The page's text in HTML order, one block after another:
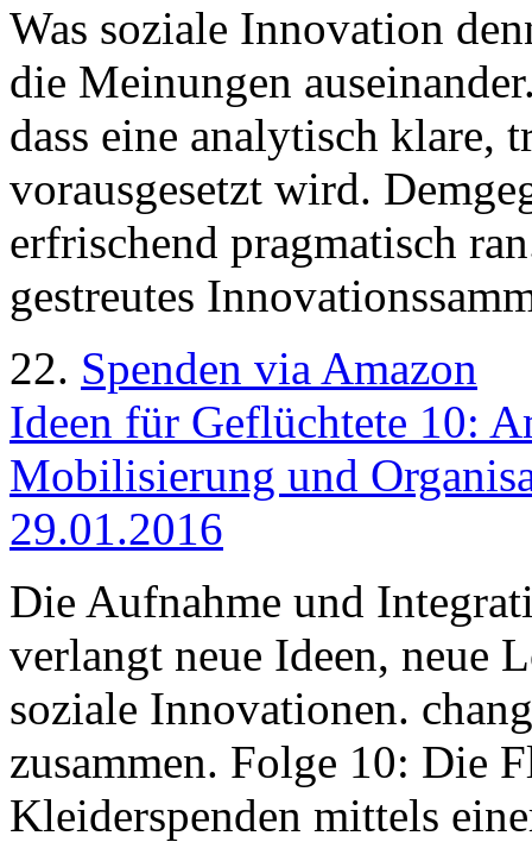
Was soziale Innovation
die Meinungen
dass eine analytisch klare,
vorausgesetzt wird.
erfrischend pragmatisch
gestreutes
22. Spenden via Amazon
Ideen für Geflüchtete 10:
Mobilisierung und
29.01.2016
Die Aufnahme und
verlangt neue Ideen, neue
soziale Innovationen.
zusammen. Folge 10: Die
Kleiderspenden mittels